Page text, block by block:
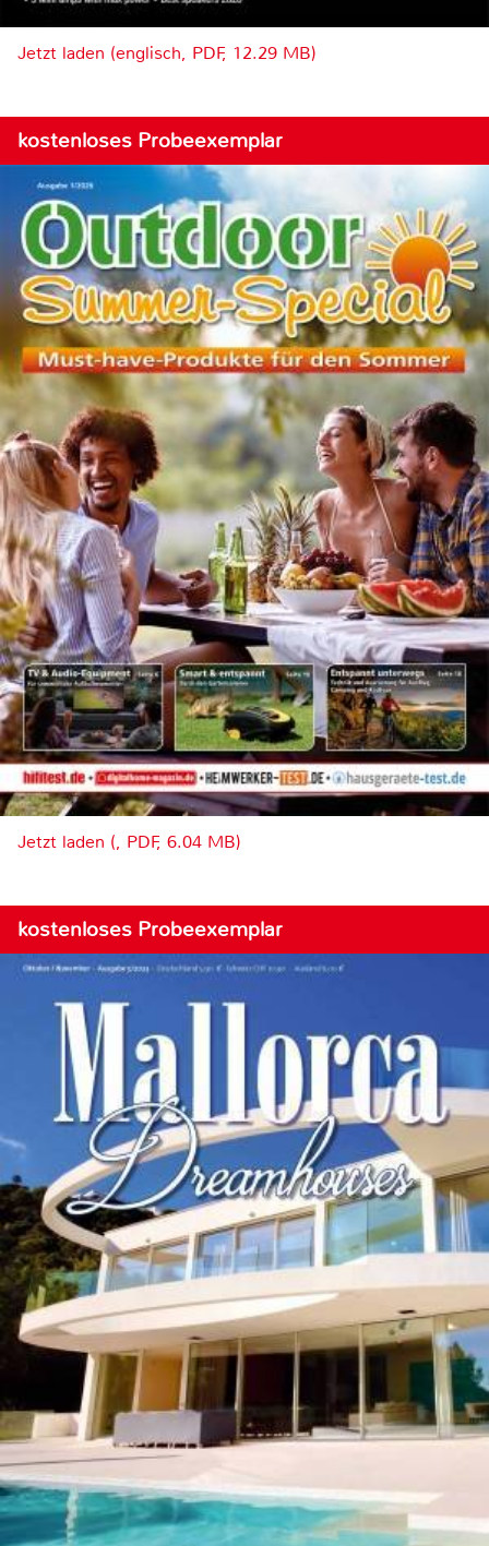
Jetzt laden (englisch, PDF, 12.29 MB)
kostenloses Probeexemplar
Jetzt laden (, PDF, 6.04 MB)
kostenloses Probeexemplar